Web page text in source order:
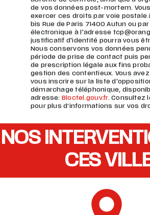
de vos données post-mortem.
exercer ces droits par voie postale
bis Rue de Paris 71400 Autun ou
électronique à l'adresse
justificatif d'identité pourra vous
Nous conservons vos données
période de prise de contact puis
de prescription légale aux fins
gestion des contentieux. Vous
vous inscrire sur la liste
démarchage téléphonique,
adresse: Bloctel.gouv.fr. Consultez
pour plus d’informations sur vos
NOS
CES